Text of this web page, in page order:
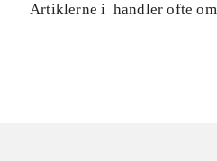
Artiklerne i handler ofte om